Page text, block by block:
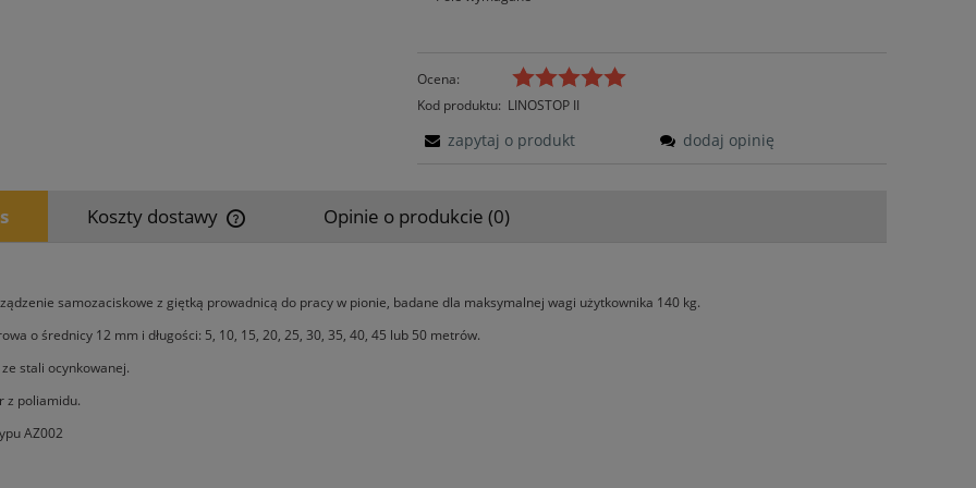
Ocena:
Kod produktu: LINOSTOP II
zapytaj o produkt dodaj opinię
Koszty dostawy
płatności
Opinie o produkcie (0)
samozaciskowe z giętką prowadnicą do pracy w pionie, badane dla maksymalnej wagi użytkownika 140 kg.
o średnicy 12 mm i długości: 5, 10, 15, 20, 25, 30, 35, 40, 45 lub 50 metrów.
stali ocynkowanej.
z poliamidu.
AZ002